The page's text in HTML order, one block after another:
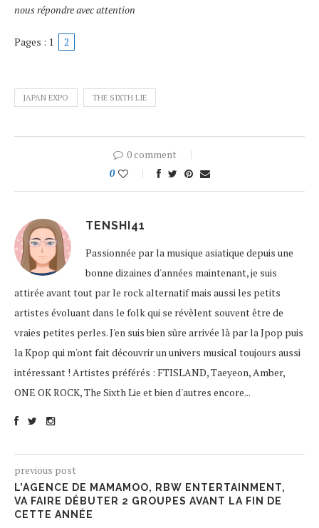
nous répondre avec attention
Pages : 1 2
JAPAN EXPO THE SIXTH LIE
0 comment
0
TENSHI41
Passionnée par la musique asiatique depuis une
bonne dizaines d'années maintenant, je suis
attirée avant tout par le rock alternatif mais aussi les petits
artistes évoluant dans le folk qui se révèlent souvent être de
vraies petites perles. J'en suis bien sûre arrivée là par la Jpop puis
la Kpop qui m'ont fait découvrir un univers musical toujours aussi
intéressant ! Artistes préférés : FTISLAND, Taeyeon, Amber,
ONE OK ROCK, The Sixth Lie et bien d'autres encore...
previous post
L’AGENCE DE MAMAMOO, RBW ENTERTAINMENT,
VA FAIRE DÉBUTER 2 GROUPES AVANT LA FIN DE
CETTE ANNÉE